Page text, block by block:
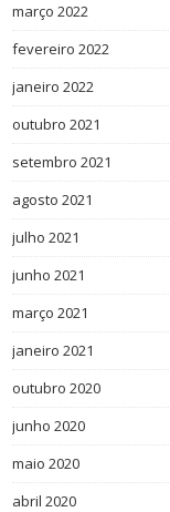
março 2022
fevereiro 2022
janeiro 2022
outubro 2021
setembro 2021
agosto 2021
julho 2021
junho 2021
março 2021
janeiro 2021
outubro 2020
junho 2020
maio 2020
abril 2020